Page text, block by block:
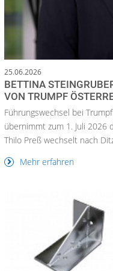
25.06.2026
BETTINA
VON TRUMPF
Führungswechsel bei
übernimmt zum 1. Juli 2026
Thilo Preß wechselt nach
Mehr erfahren